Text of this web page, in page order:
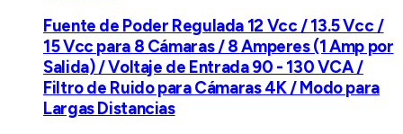
Fuente de Poder Regulada 12 Vcc / 13.5 Vcc /
15 Vcc para 8 Cámaras / 8 Amperes (1 Amp por
Salida) / Voltaje de Entrada 90 - 130 VCA /
Filtro de Ruido para Cámaras 4K / Modo para
Largas Distancias